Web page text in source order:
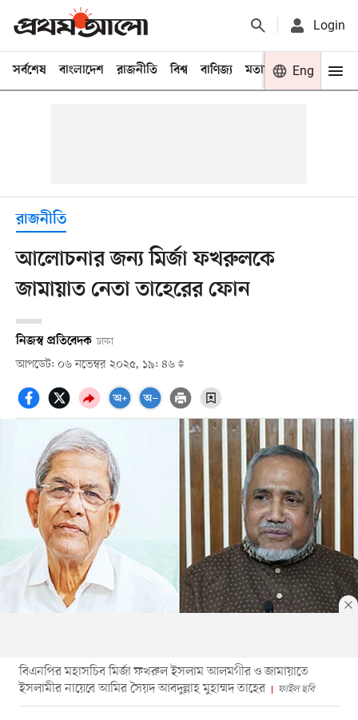
Login
সর্বশেষ বাংলাদেশ রাজনীতি বিশ্ব বাণিজ্য মতামত খেলা
Eng
রাজনীতি
আলোচনার জন্য মির্জা ফখরুলকে
জামায়াত নেতা তাহেরের ফোন
নিজস্ব প্রতিবেদক ঢাকা
আপডেট: ০৬ নভেম্বর ২০২৫, ১৯: ৪৬
বিএনপির মহাসচিব মির্জা ফখরুল ইসলাম আলমগীর ও জামায়াতে
ইসলামীর নায়েবে আমির সৈয়দ আবদুল্লাহ মুহাম্মদ তাহের
ফাইল ছবি